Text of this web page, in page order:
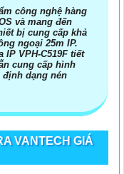
công nghệ hàng
và mang đến
bị cung cấp khả
ngoại 25m IP.
VPH-C519F tiết
cung cấp hình
dạng nén
VANTECH GIÁ